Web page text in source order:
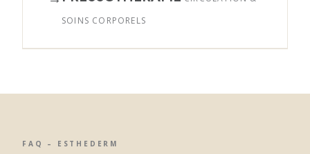
SOINS CORPORELS
FAQ – ESTHEDERM